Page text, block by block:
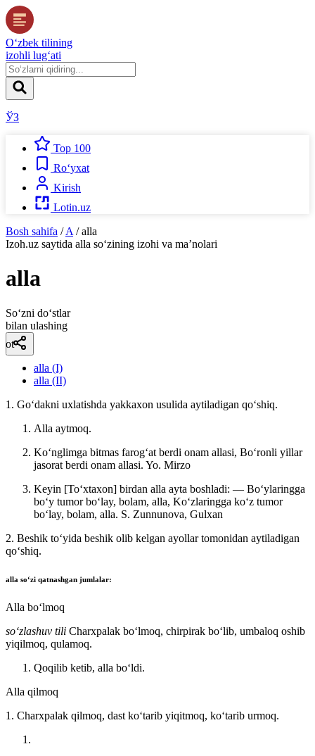
O‘zbek tilining
izohli lug‘ati
ЎЗ
Top 100
Ro‘yxat
Kirish
Lotin.uz
Bosh sahifa / A / alla
Izoh.uz saytida alla so‘zining izohi va ma’nolari
alla
So‘zni do‘stlar
bilan ulashing
ot
alla (I)
alla (II)
1. Goʻdakni uxlatishda yakkaxon usulida aytiladigan qoʻshiq.
Alla aytmoq.
Koʻnglimga bitmas farogʻat berdi onam allasi, Boʻronli yillar
jasorat berdi onam allasi. Yo. Mirzo
Keyin [Toʻxtaxon] birdan alla ayta boshladi: — Boʻylaringga
boʻy tumor boʻlay, bolam, alla, Koʻzlaringga koʻz tumor
boʻlay, bolam, alla. S. Zunnunova, Gulxan
2. Beshik toʻyida beshik olib kelgan ayollar tomonidan aytiladigan
qoʻshiq.
alla soʻzi qatnashgan jumlalar:
Alla boʻlmoq
so‘zlashuv tili Charxpalak boʻlmoq, chirpirak boʻlib, umbaloq oshib
yiqilmoq, qulamoq.
Qoqilib ketib, alla boʻldi.
Alla qilmoq
1. Charxpalak qilmoq, dast koʻtarib yiqitmoq, koʻtarib urmoq.